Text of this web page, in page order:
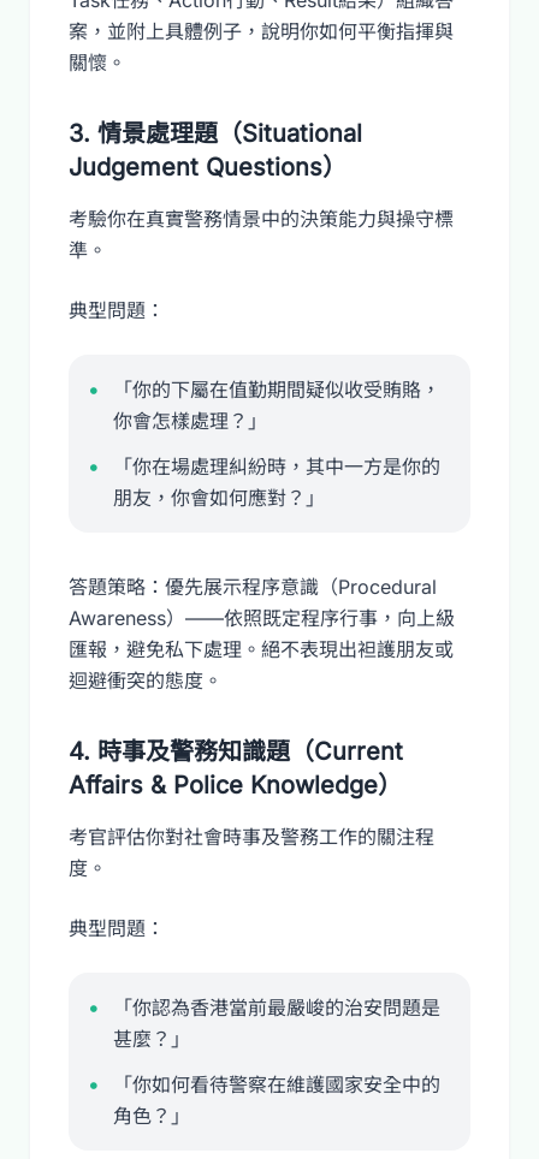
案，並附上具體例子，說明你如何平衡指揮與
關懷。
3. 情景處理題（Situational
Judgement Questions）
考驗你在真實警務情景中的決策能力與操守標
準。
典型問題：
「你的下屬在值勤期間疑似收受賄賂，
你會怎樣處理？」
「你在場處理糾紛時，其中一方是你的
朋友，你會如何應對？」
答題策略：優先展示程序意識（Procedural
Awareness）——依照既定程序行事，向上級
匯報，避免私下處理。絕不表現出袒護朋友或
迴避衝突的態度。
4. 時事及警務知識題（Current
Affairs & Police Knowledge）
考官評估你對社會時事及警務工作的關注程
度。
典型問題：
「你認為香港當前最嚴峻的治安問題是
甚麼？」
「你如何看待警察在維護國家安全中的
角色？」